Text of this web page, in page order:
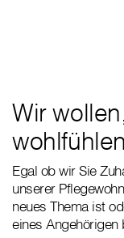
Wir
Egal ob wir Sie
unserer
neues Thema ist
eines Angehörigen